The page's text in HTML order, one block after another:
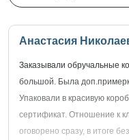
Анастасия
Заказывали обручальные
большой. Была
Упаковали в красивую
сертификат. Отношение к
оговорено сразу, в итоге